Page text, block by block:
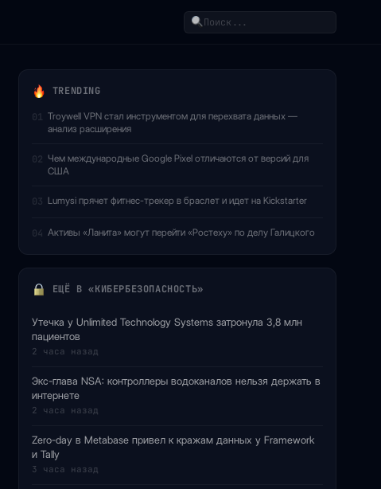
Поиск
TRENDING
01 Troywell VPN стал инструментом для перехвата данных —
анализ расширения
02 Чем международные Google Pixel отличаются от версий для
США
03 Lumysi прячет фитнес-трекер в браслет и идет на Kickstarter
04 Активы «Ланита» могут перейти «Ростеху» по делу Галицкого
ЕЩЁ В «КИБЕРБЕЗОПАСНОСТЬ»
Утечка у Unlimited Technology Systems затронула 3,8 млн
пациентов
2 часа назад
Экс-глава NSA: контроллеры водоканалов нельзя держать в
интернете
2 часа назад
Zero-day в Metabase привел к кражам данных у Framework
и Tally
3 часа назад